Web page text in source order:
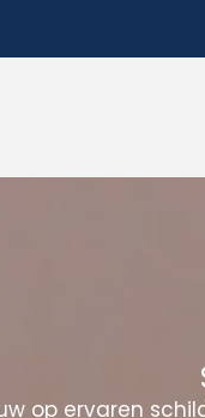
op ervaren